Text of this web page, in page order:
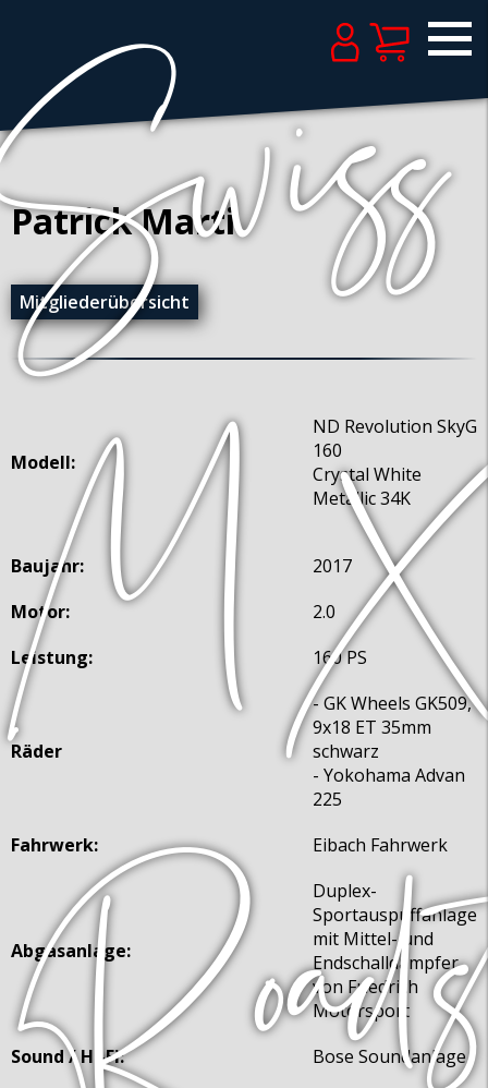
Patrick Marti
Mitgliederübersicht
Modell:
ND Revolution SkyG
160
Crystal White
Metallic 34K
Baujahr:
2017
Motor:
2.0
Leistung:
160 PS
Räder
- GK Wheels GK509,
9x18 ET 35mm
schwarz
- Yokohama Advan
225
Fahrwerk:
Eibach Fahrwerk
Abgasanlage:
Duplex-
Sportauspuffanlage
mit Mittel- und
Endschalldämpfer
von Friedrich
Motorsport
Sound / Hi-Fi:
Bose Soundanlage